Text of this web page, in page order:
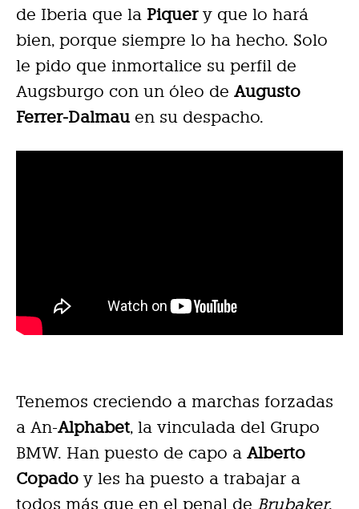
de Iberia que la Piquery que lo hará
bien, porque siempre lo ha hecho. Solo
le pido que inmortalice su perfil de
Augsburgo con un óleo de Augusto
Ferrer-Dalmau en su despacho.
Tenemos creciendo a marchas forzadas
a An-Alphabet, la vinculada del Grupo
BMW. Han puesto de capo a Alberto
Copado y les ha puesto a trabajar a
todos más que en el penal de Brubaker.